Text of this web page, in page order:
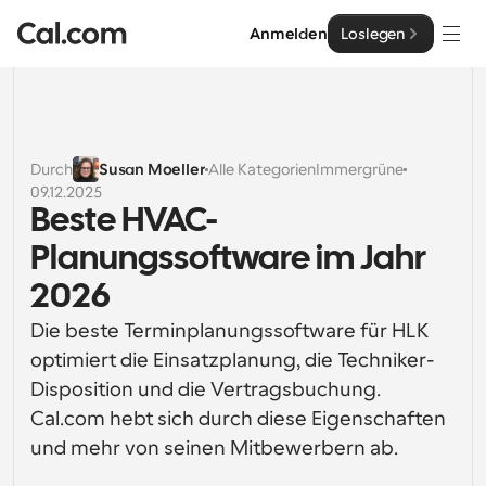
Anmelden Loslegen
Lösungen
Nach Teamgröße
Für Einzelpersonen
Persönliche Terminplanung einfach gemacht
Kollaborative Planung für Gruppen
Für Entwickler
Leistungsstarke Funktionen und Integrationen
Enterprise
Entwickler
Entwicklerdokumentation
Dokumentation für die Cal.com-Plattform
Ressourcen
API
Durch Susan Moeller Alle KategorienImmergrüne
09.12.2025
Beste HVAC-
Planungssoftware im Jahr
2026
Die beste Terminplanungssoftware für HLK
optimiert die Einsatzplanung, die Techniker-
Disposition und die Vertragsbuchung.
Cal.com hebt sich durch diese Eigenschaften
und mehr von seinen Mitbewerbern ab.